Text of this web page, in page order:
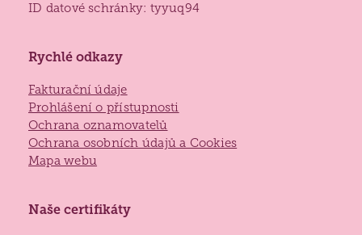
ID datové schránky: tyyuq94
Rychlé odkazy
Fakturační údaje
Prohlášení o přístupnosti
Ochrana oznamovatelů
Ochrana osobních údajů a Cookies
Mapa webu
Naše certifikáty